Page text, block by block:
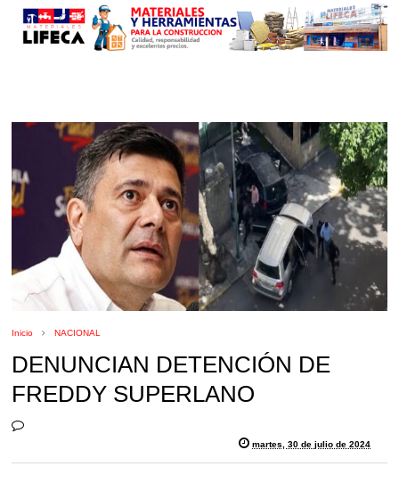
Inicio NACIONAL
DENUNCIAN DETENCIÓN DE
FREDDY SUPERLANO
martes, 30 de julio de 2024